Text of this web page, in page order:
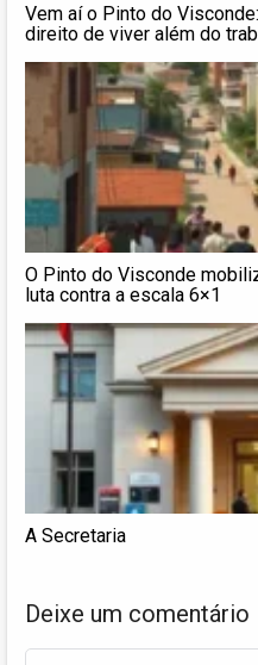
Vem aí o Pinto do
direito de viver além do
O Pinto do Visconde
luta contra a escala 6×1
A Secretaria
Deixe um comentário